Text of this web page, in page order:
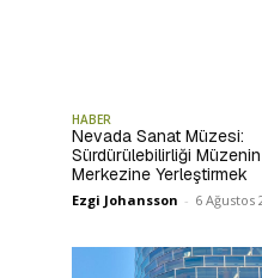
HABER
Nevada Sanat Müzesi:
Sürdürülebilirliği Müzenin
Merkezine Yerleştirmek
Ezgi Johansson - 6 Ağustos